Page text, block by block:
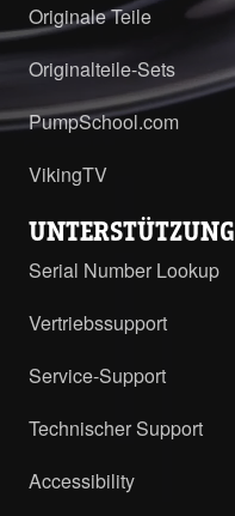
Originale Teile
Originalteile-Sets
PumpSchool.com
VikingTV
UNTERSTÜTZUNG
Serial Number Lookup
Vertriebssupport
Service-Support
Technischer Support
Accessibility